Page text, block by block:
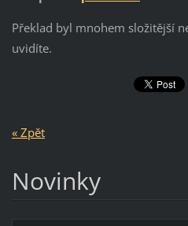
Překlad byl mnohem složitější
uvidíte.
« Zpět
Novinky